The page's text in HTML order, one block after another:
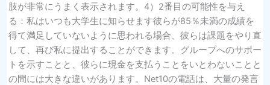
肢が非常にうまく表示されます。4）2番目の可能性を与え
る：私はいつも大学生に知らせます彼らが85％未満の成績を
得て満足していないように思われる場合、彼らは課題をやり直
して、再び私に提出することができます。グループへのサポー
トを示すことと、彼らに現金を支払うことをいとわないことと
の間には大きな違いがあります。Net10の電話は、大量の発言